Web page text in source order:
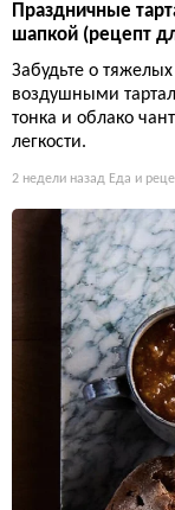
Праздничные
шапкой (рецепт
Забудьте о
воздушными
тонка и облако
легкости.
2 недели назад Еда и